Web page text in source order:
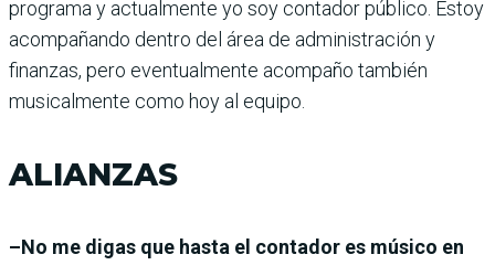
programa y actualmente yo soy contador público. Estoy
acompañando dentro del área de administración y
finanzas, pero eventualmente acompaño también
musicalmente como hoy al equipo.
ALIANZAS
–No me digas que hasta el contador es músico en